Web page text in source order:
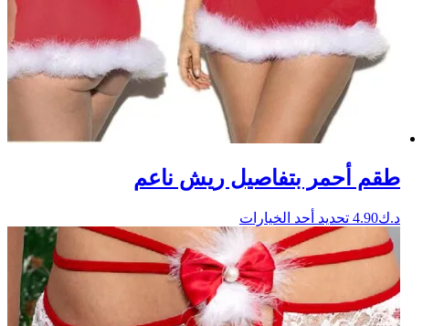
طقم أحمر بتفاصيل ريش ناعم
د.ك4.90 تحديد أحد الخيارات
العديد
من
الأشكال
المختلفة
المنتج.